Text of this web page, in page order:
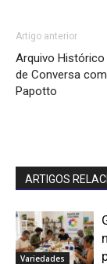
Artigo anterior
Arquivo Histórico
de Conversa
Papotto
ARTIGOS
Variedades